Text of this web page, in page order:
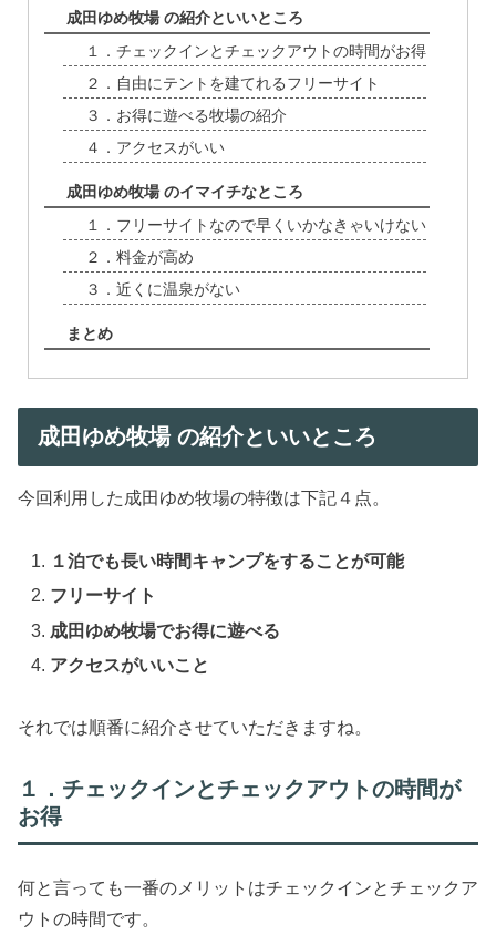
成田ゆめ牧場 の紹介といいところ
１．チェックインとチェックアウトの時間がお得
２．自由にテントを建てれるフリーサイト
３．お得に遊べる牧場の紹介
４．アクセスがいい
成田ゆめ牧場 のイマイチなところ
１．フリーサイトなので早くいかなきゃいけない
２．料金が高め
３．近くに温泉がない
まとめ
成田ゆめ牧場 の紹介といいところ
今回利用した成田ゆめ牧場の特徴は下記４点。
１泊でも長い時間キャンプをすることが可能
フリーサイト
成田ゆめ牧場でお得に遊べる
アクセスがいいこと
それでは順番に紹介させていただきますね。
１．チェックインとチェックアウトの時間が
お得
何と言っても一番のメリットはチェックインとチェックア
ウトの時間です。